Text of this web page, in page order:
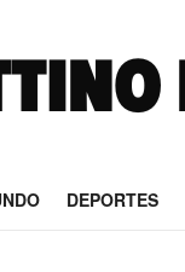
DEPORTES